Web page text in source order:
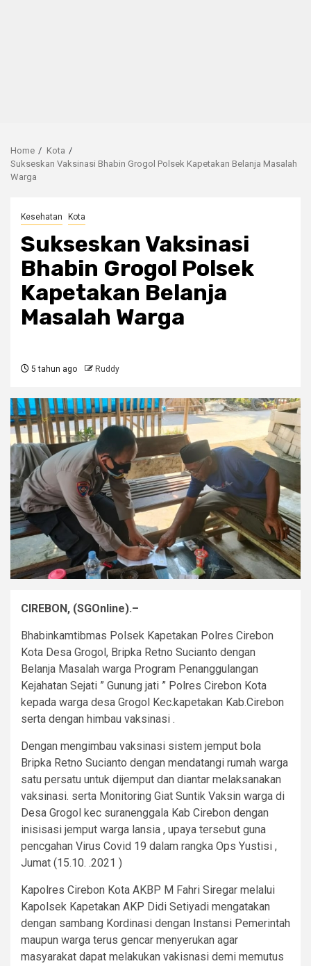
Home
Kota
Sukseskan Vaksinasi Bhabin Grogol Polsek Kapetakan Belanja Masalah
Warga
Kesehatan Kota
Sukseskan Vaksinasi
Bhabin Grogol Polsek
Kapetakan Belanja
Masalah Warga
5 tahun ago Ruddy
CIREBON, (SGOnline).–
Bhabinkamtibmas Polsek Kapetakan Polres Cirebon
Kota Desa Grogol, Bripka Retno Sucianto dengan
Belanja Masalah warga Program Penanggulangan
Kejahatan Sejati ” Gunung jati ” Polres Cirebon Kota
kepada warga desa Grogol Kec.kapetakan Kab.Cirebon
serta dengan himbau vaksinasi .
Dengan mengimbau vaksinasi sistem jemput bola
Bripka Retno Sucianto dengan mendatangi rumah warga
satu persatu untuk dijemput dan diantar melaksanakan
vaksinasi. serta Monitoring Giat Suntik Vaksin warga di
Desa Grogol kec suranenggala Kab Cirebon dengan
inisisasi jemput warga lansia , upaya tersebut guna
pencgahan Virus Covid 19 dalam rangka Ops Yustisi ,
Jumat (15.10. .2021 )
Kapolres Cirebon Kota AKBP M Fahri Siregar melalui
Kapolsek Kapetakan AKP Didi Setiyadi mengatakan
dengan sambang Kordinasi dengan Instansi Pemerintah
maupun warga terus gencar menyerukan agar
masyarakat dapat melakukan vakisnasi demi memutus